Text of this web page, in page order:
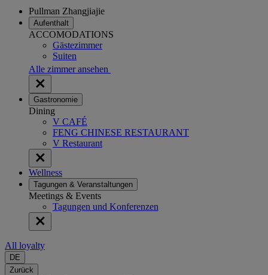
Pullman Zhangjiajie
Aufenthalt
ACCOMODATIONS
Gästezimmer
Suiten
Alle zimmer ansehen
Gastronomie
Dining
V CAFÉ
FENG CHINESE RESTAURANT
V Restaurant
Wellness
Tagungen & Veranstaltungen
Meetings & Events
Tagungen und Konferenzen
All loyalty
DE
Zurück